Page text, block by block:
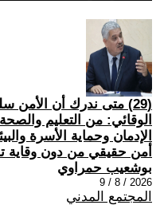
(29) متى ندرك أن الأمن
الوقائي: من التعليم
الإدمان وحماية الأسرة
أمن حقيقي من دون وقاية
بوشعيب حمراوي
2026 / 8 / 9
المجتمع المدني